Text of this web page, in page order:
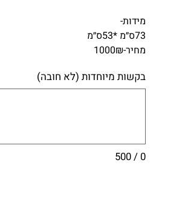
מידות-
73ס״מ *53ס״מ
מחיר-1000₪
בקשות מיוחדות (לא חובה)
0 / 500